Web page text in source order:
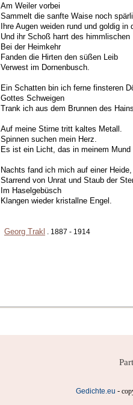
Am Weiler vorbei
Sammelt die sanfte Waise noch
Ihre Augen weiden rund und goldig in
Und ihr Schoß harrt des himmlischen
Bei der Heimkehr
Fanden die Hirten den süßen Leib
Verwest im Dornenbusch.
Ein Schatten bin ich ferne finsteren
Gottes Schweigen
Trank ich aus dem Brunnen des
Auf meine Stirne tritt kaltes Metall.
Spinnen suchen mein Herz.
Es ist ein Licht, das in meinem Mund
Nachts fand ich mich auf einer Heide,
Starrend von Unrat und Staub der
Im Haselgebüsch
Klangen wieder kristallne Engel.
Georg Trakl . 1887 - 1914
Gedichte.eu -